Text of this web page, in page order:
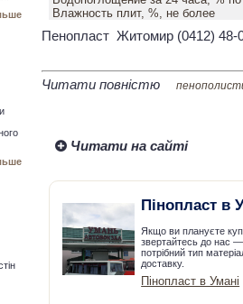
Влажность плит, %, не более
Пенопласт Житомир (0412) 48-
Читати повністю
Читати на сайті
Пінопласт в
Якщо ви плануєте
звертайтесь до нас
потрібний тип
доставку.
Пінопласт в Умані